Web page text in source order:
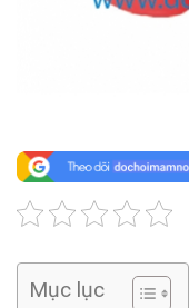
Mục lục